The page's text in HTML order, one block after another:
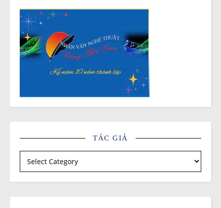
TÁC GIẢ
Tác giả